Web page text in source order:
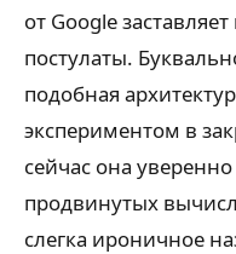
от Google
постулаты.
подобная
экспериментом в
сейчас она
продвинутых
слегка ироничное